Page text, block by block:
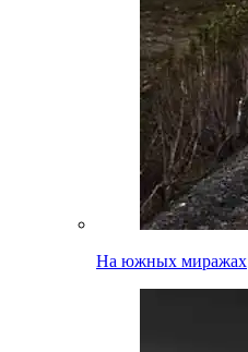
На южных миражах